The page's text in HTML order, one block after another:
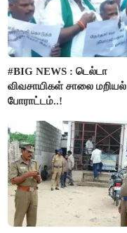
#BIG NEWS : டெல்டா
விவசாயிகள் சாலை மறியல்
போராட்டம்..!